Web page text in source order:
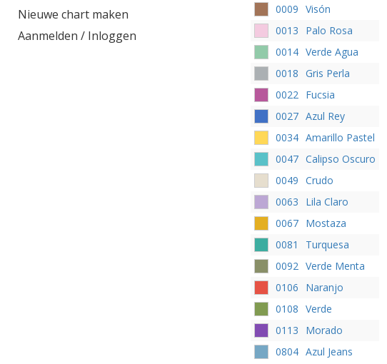
0009 Visón
0013
Palo Rosa
0014 Verde Agua
0018 Gris Perla
0022 Fucsia
0027 Azul Rey
0034 Amarillo Pastel
0047 Calipso Oscuro
0049 Crudo
0063
Lila Claro
0067 Mostaza
0081
Turquesa
0092 Verde Menta
0106
Naranjo
0108 Verde
0113
Morado
0804 Azul Jeans
Nieuwe chart maken
Aanmelden / Inloggen